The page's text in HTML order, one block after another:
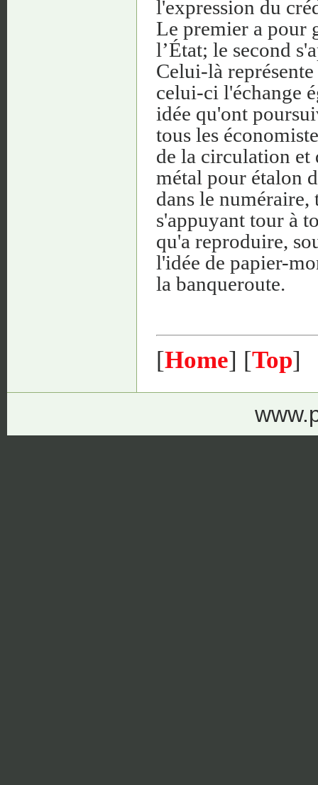
l'expression du
Le premier a pour
l’État; le second
Celui-là
celui-ci l'échange
idée qu'ont
tous les
de la circulation et
métal pour étalon
dans le
s'appuyant tour à
qu'a reproduire,
l'idée de papier-
la banqueroute.
[Home] [Top]